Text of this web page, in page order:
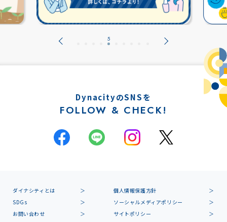
DynacityのSNSを
FOLLOW & CHECK!
ダイナシティとは
個人情報保護方針
SDGs
ソーシャルメディアポリシー
お問い合わせ
サイトポリシー